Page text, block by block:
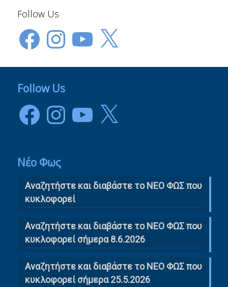
Follow Us
FacebookInstagramYouTube
X
Follow Us
FacebookInstagramYouTube
X
Νέο Φως
Αναζητήστε και διαβάστε το NΕΟ ΦΩΣ που
κυκλοφορεί
Αναζητήστε και διαβάστε το ΝΕΟ ΦΩΣ που
κυκλοφορεί σήμερα 8.6.2026
Αναζητήστε και διαβάστε το ΝΕΟ ΦΩΣ που
κυκλοφορεί σήμερα 25.5.2026